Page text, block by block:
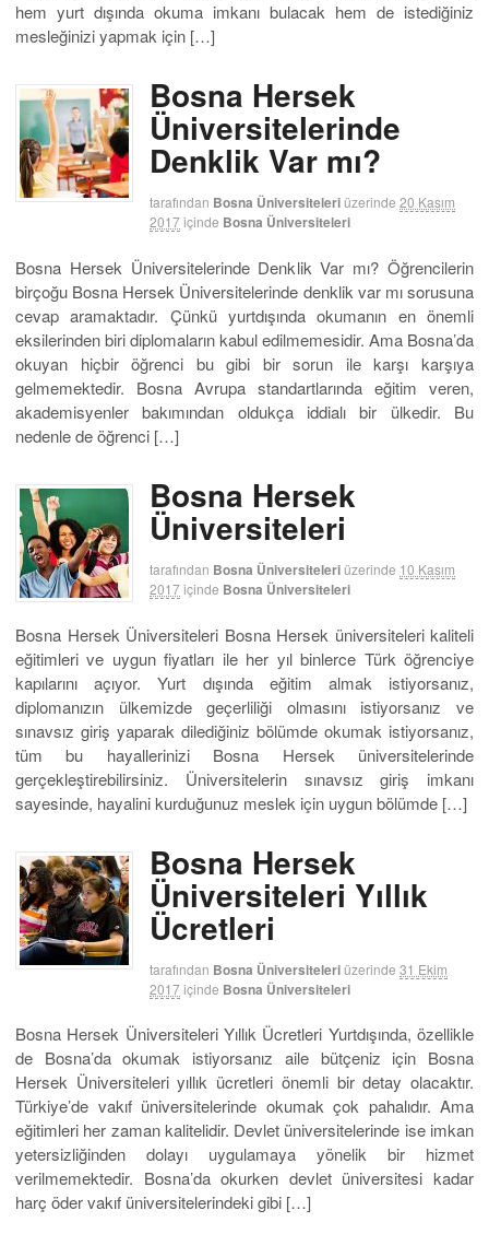
hem yurt dışında okuma imkanı bulacak hem de istediğiniz
mesleğinizi yapmak için […]
Bosna Hersek
Üniversitelerinde
Denklik Var mı?
tarafından Bosna Üniversiteleriüzerinde 20 Kasım
2017içinde Bosna Üniversiteleri
Bosna Hersek Üniversitelerinde Denklik Var mı? Öğrencilerin
birçoğu Bosna Hersek Üniversitelerinde denklik var mı sorusuna
cevap aramaktadır. Çünkü yurtdışında okumanın en önemli
eksilerinden biri diplomaların kabul edilmemesidir. Ama Bosna’da
okuyan hiçbir öğrenci bu gibi bir sorun ile karşı karşıya
gelmemektedir. Bosna Avrupa standartlarında eğitim veren,
akademisyenler bakımından oldukça iddialı bir ülkedir. Bu
nedenle de öğrenci […]
Bosna Hersek
Üniversiteleri
tarafından Bosna Üniversiteleriüzerinde 10 Kasım
2017içinde Bosna Üniversiteleri
Bosna Hersek Üniversiteleri Bosna Hersek üniversiteleri kaliteli
eğitimleri ve uygun fiyatları ile her yıl binlerce Türk öğrenciye
kapılarını açıyor. Yurt dışında eğitim almak istiyorsanız,
diplomanızın ülkemizde geçerliliği olmasını istiyorsanız ve
sınavsız giriş yaparak dilediğiniz bölümde okumak istiyorsanız,
tüm bu hayallerinizi Bosna Hersek üniversitelerinde
gerçekleştirebilirsiniz. Üniversitelerin sınavsız giriş imkanı
sayesinde, hayalini kurduğunuz meslek için uygun bölümde […]
Bosna Hersek
Üniversiteleri Yıllık
Ücretleri
tarafından Bosna Üniversiteleriüzerinde 31 Ekim
2017içinde Bosna Üniversiteleri
Bosna Hersek Üniversiteleri Yıllık Ücretleri Yurtdışında, özellikle
de Bosna’da okumak istiyorsanız aile bütçeniz için Bosna
Hersek Üniversiteleri yıllık ücretleri önemli bir detay olacaktır.
Türkiye’de vakıf üniversitelerinde okumak çok pahalıdır. Ama
eğitimleri her zaman kalitelidir. Devlet üniversitelerinde ise imkan
yetersizliğinden dolayı uygulamaya yönelik bir hizmet
verilmemektedir. Bosna’da okurken devlet üniversitesi kadar
harç öder vakıf üniversitelerindeki gibi […]